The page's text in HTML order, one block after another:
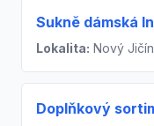
Sukně dámská
Lokalita: Nový Jičín
Doplňkový